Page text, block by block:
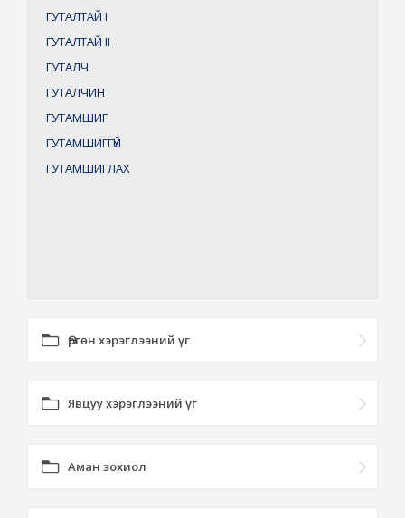
ГУТАЛТАЙ I
ГУТАЛТАЙ II
ГУТАЛЧ
ГУТАЛЧИН
ГУТАМШИГ
ГУТАМШИГГҮЙ
ГУТАМШИГЛАХ
Өргөн хэрэглээний үг
Явцуу хэрэглээний үг
Аман зохиол